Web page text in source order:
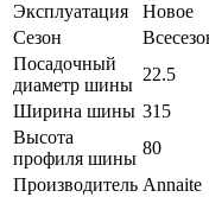
Эксплуатация
Новое
Сезон
Посадочный
диаметр шины
22.5
Ширина шины 315
Высота
профиля шины
80
Производитель Annaite